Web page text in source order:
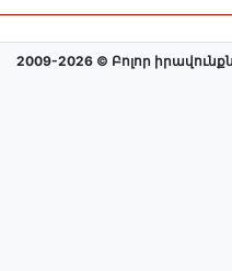
2009-2026 © Բոլոր